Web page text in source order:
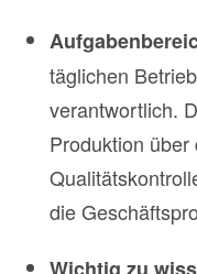
täglichen
verantwortlich.
Produktion
die